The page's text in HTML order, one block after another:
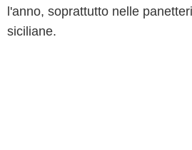
l'anno, soprattutto nelle
siciliane.